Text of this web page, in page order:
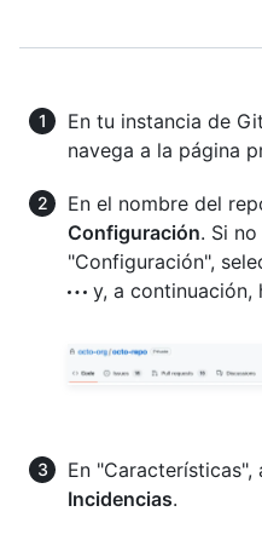
En tu instancia de
navega a la página
En el nombre del
Configuración. Si
"Configuración",
y, a continuación,
En "Características",
Incidencias.